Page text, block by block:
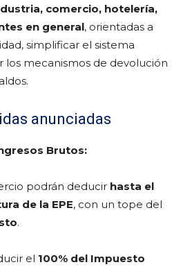
comercio, hotelería,
en general, orientadas a
simplificar el sistema
los mecanismos de devolución
anunciadas
Brutos:
podrán deducir hasta el
de la EPE, con un tope del
.
el 100% del Impuesto